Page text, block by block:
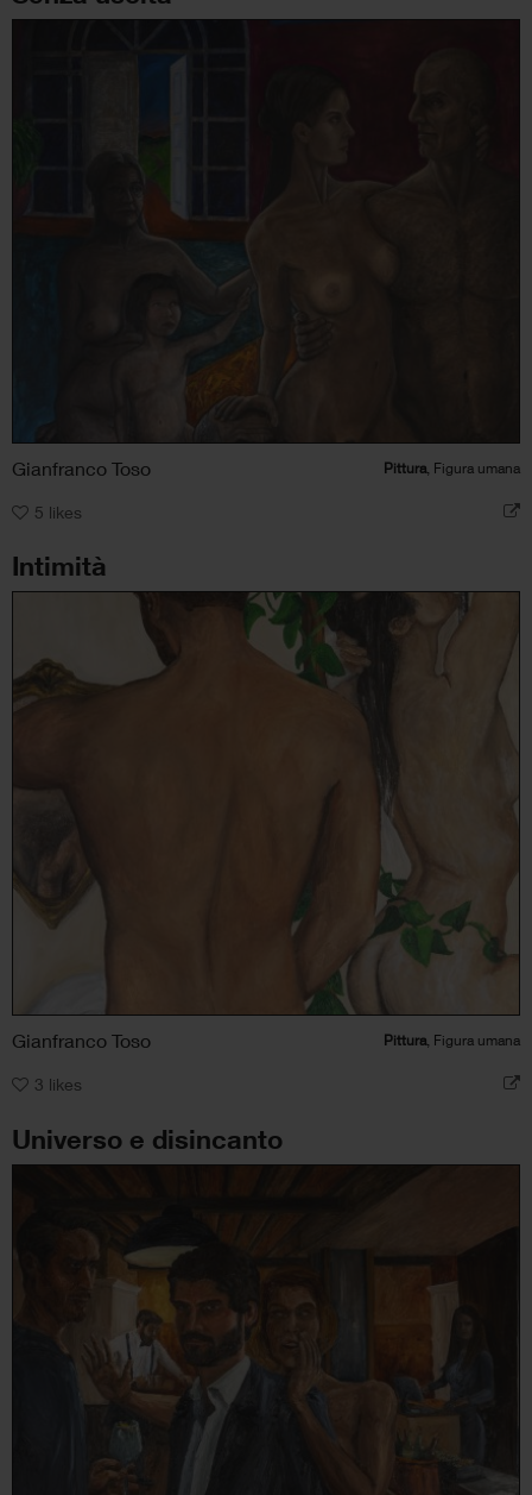
Gianfranco Toso Pittura , Figura umana
5 likes
Intimità
Gianfranco Toso Pittura , Figura umana
3 likes
Universo e disincanto